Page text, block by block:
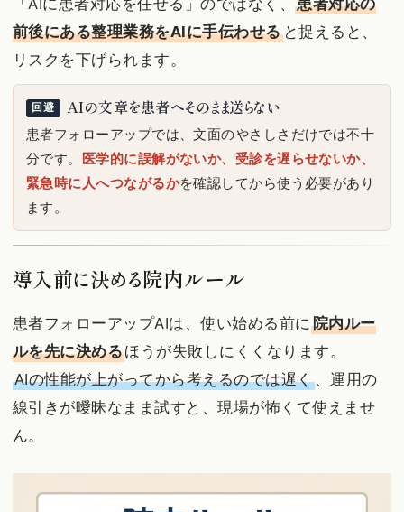
前後にある整理業務をAIに手伝わせると捉えると、
リスクを下げられます。
回避 AIの文章を患者へそのまま送らない
患者フォローアップでは、文面のやさしさだけでは不十
分です。
医学的に誤解がないか、受診を遅らせないか、
緊急時に人へつながるかを確認してから使う必要があり
ます。
導入前に決める院内ルール
患者フォローアップAIは、使い始める前に 院内ルー
ルを先に決めるほうが失敗しにくくなります。
AIの性能が上がってから考えるのでは遅く、運用の
線引きが曖昧なまま試すと、現場が怖くて使えませ
ん。